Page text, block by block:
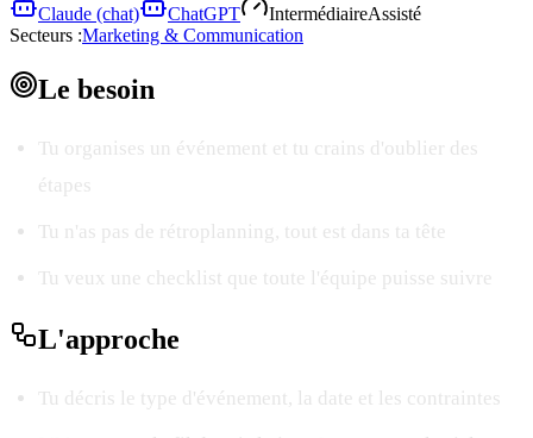
Claude (chat) ChatGPT IntermédiaireAssisté
Secteurs :Marketing & Communication
Le besoin
Tu organises un événement et tu crains d'oublier des
étapes
Tu n'as pas de rétroplanning, tout est dans ta tête
Tu veux une checklist que toute l'équipe puisse suivre
L'approche
Tu décris le type d'événement, la date et les contraintes